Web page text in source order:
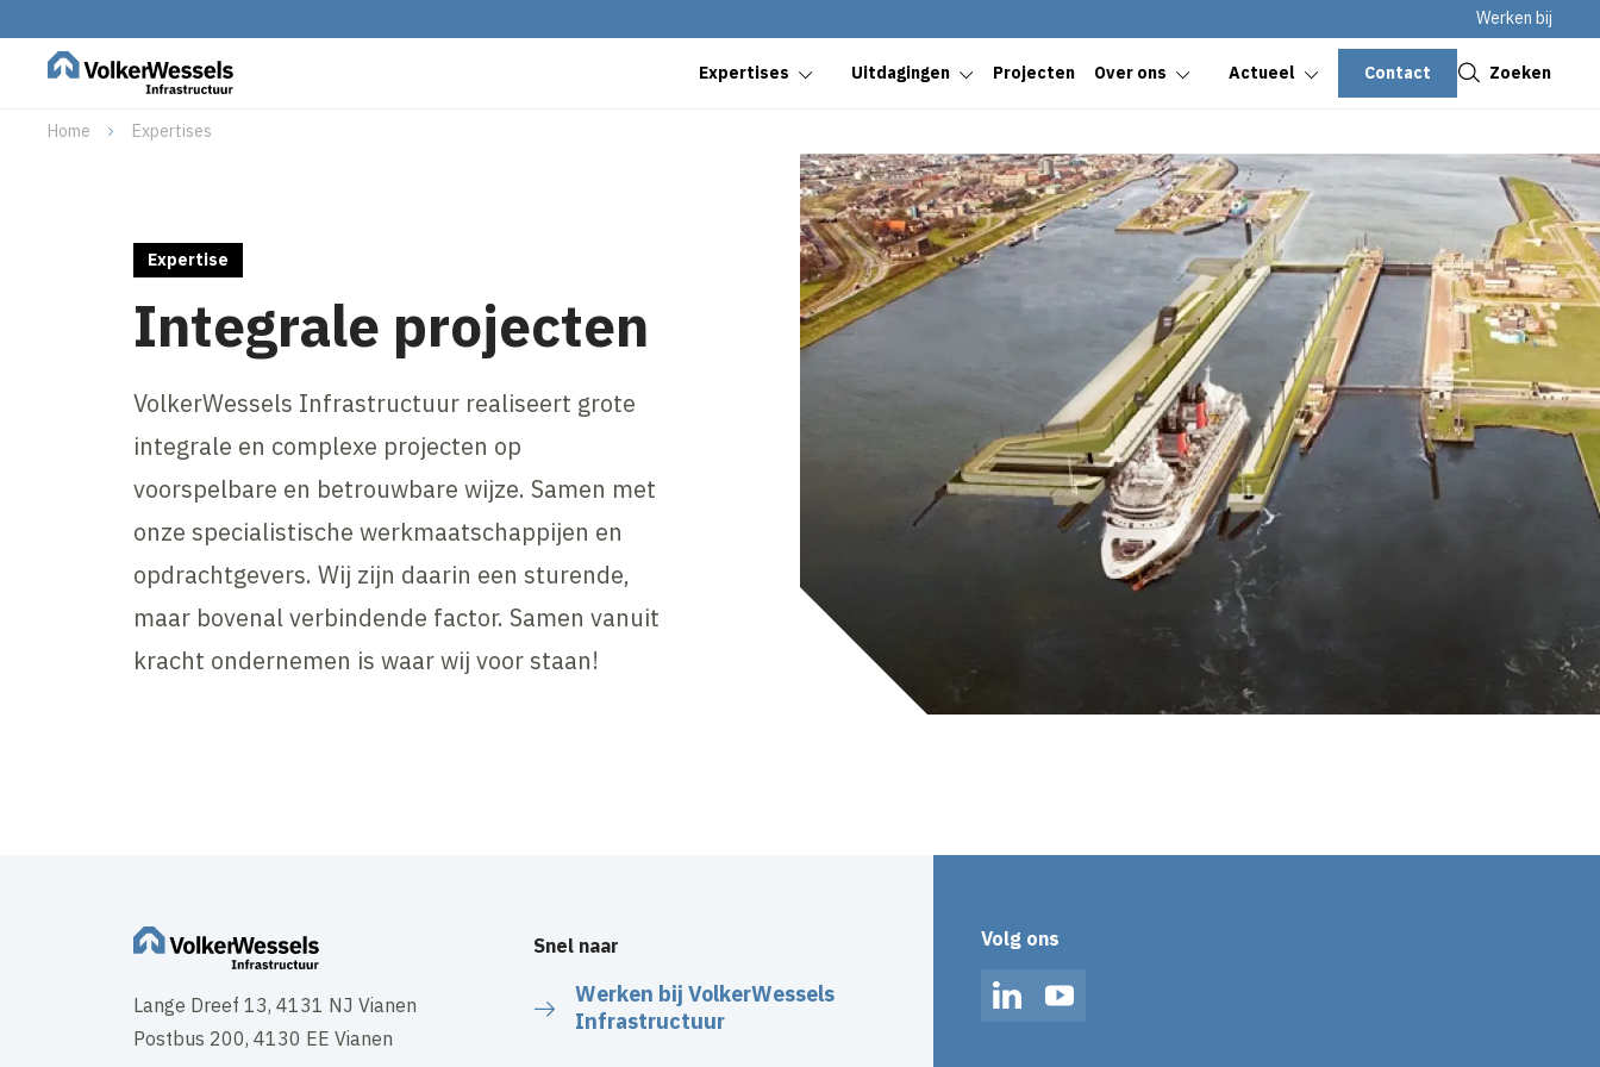
Werken bij
Expertises Uitdagingen Projecten Over ons Actueel Contact Zoeken
Home Expertises
Expertise
Integrale projecten
VolkerWessels Infrastructuur realiseert grote
integrale en complexe projecten op
voorspelbare en betrouwbare wijze. Samen met
onze specialistische werkmaatschappijen en
opdrachtgevers. Wij zijn daarin een sturende,
maar bovenal verbindende factor. Samen vanuit
kracht ondernemen is waar wij voor staan!
Lange Dreef 13, 4131 NJ Vianen
Postbus 200, 4130 EE Vianen
Snel naar
Werken bij VolkerWessels
Infrastructuur
Volg ons
LinkedInYouTube
Sluiten